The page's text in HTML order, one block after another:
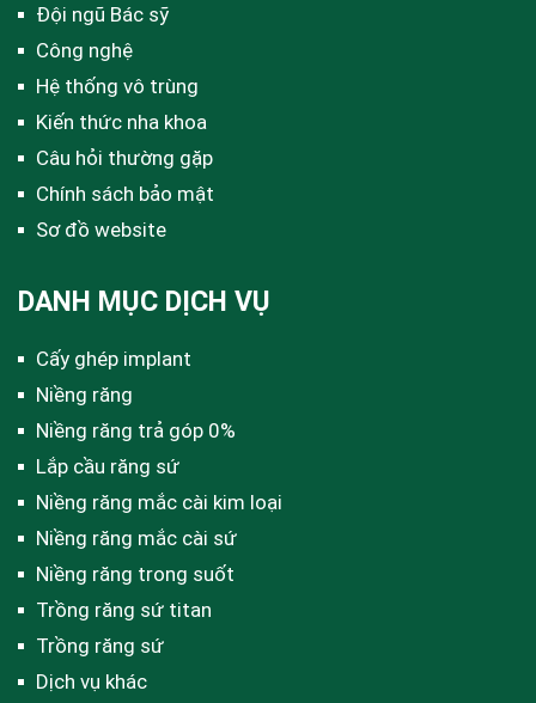
Đội ngũ Bác sỹ
Công nghệ
Hệ thống vô trùng
Kiến thức nha khoa
Câu hỏi thường gặp
Chính sách bảo mật
Sơ đồ website
DANH MỤC DỊCH VỤ
Cấy ghép implant
Niềng răng
Niềng răng trả góp 0%
Lắp cầu răng sứ
Niềng răng mắc cài kim loại
Niềng răng mắc cài sứ
Niềng răng trong suốt
Trồng răng sứ titan
Trồng răng sứ
Dịch vụ khác